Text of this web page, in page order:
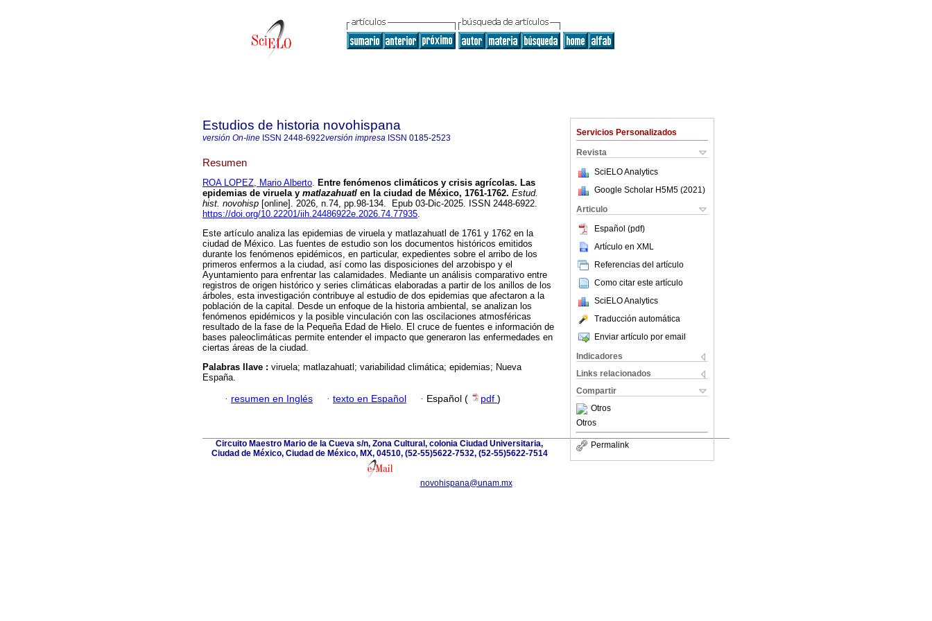
Servicios Personalizados
Revista
SciELO Analytics
Google Scholar H5M5 (2021 )
Articulo
Español (pdf)
Artículo en XML
Referencias del artículo
Como citar este artículo
SciELO Analytics
Traducción automática
Enviar artículo por email
Indicadores
Links relacionados
Compartir
Otros
Otros
Permalink
Estudios de historia novohispana
versión On-line ISSN 2448-6922versión impresa ISSN 0185-2523
Resumen
ROA LOPEZ, Mario Alberto. Entre fenómenos climáticos y crisis agrícolas. Las
epidemias de viruela y matlazahuatl en la ciudad de México, 1761-1762. Estud.
hist. novohisp [online]. 2026, n.74, pp.98-134. Epub 03-Dic-2025. ISSN 2448-6922.
https://doi.org/10.22201/iih.24486922e.2026.74.77935.
Este artículo analiza las epidemias de viruela y matlazahuatl de 1761 y 1762 en la
ciudad de México. Las fuentes de estudio son los documentos históricos emitidos
durante los fenómenos epidémicos, en particular, expedientes sobre el arribo de los
primeros enfermos a la ciudad, así como las disposiciones del arzobispo y el
Ayuntamiento para enfrentar las calamidades. Mediante un análisis comparativo entre
registros de origen histórico y series climáticas elaboradas a partir de los anillos de los
árboles, esta investigación contribuye al estudio de dos epidemias que afectaron a la
población de la capital. Desde un enfoque de la historia ambiental, se analizan los
fenómenos epidémicos y la posible vinculación con las oscilaciones atmosféricas
resultado de la fase de la Pequeña Edad de Hielo. El cruce de fuentes e información de
bases paleoclimáticas permite entender el impacto que generaron las enfermedades en
ciertas áreas de la ciudad.
Palabras llave : viruela; matlazahuatl; variabilidad climática; epidemias; Nueva
España.
· resumen en Inglés · texto en Español · Español ( pdf )
Circuito Maestro Mario de la Cueva s/n, Zona Cultural, colonia Ciudad Universitaria,
Ciudad de México, Ciudad de México, MX, 04510, (52-55)5622-7532, (52-55)5622-7514
novohispana@unam.mx